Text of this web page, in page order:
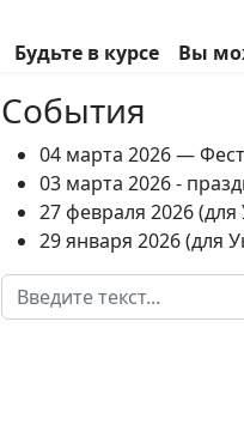
Будьте в курсе Вы
События
04 марта 2026 —
03 марта 2026 -
27 февраля 2026
29 января 2026 (для
Поиск